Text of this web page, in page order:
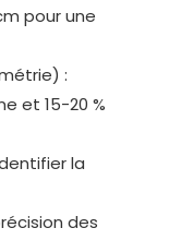
pour une
:
et 15-20 %
la
des